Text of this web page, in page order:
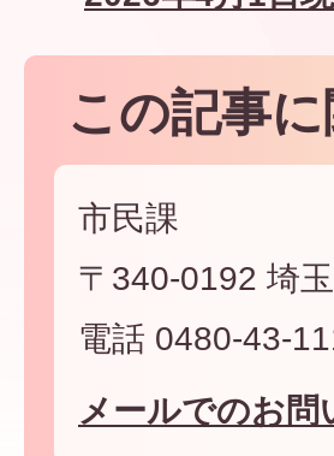
この記事
市民課
〒340-0192 埼
電話 0480-43-
メールでのお